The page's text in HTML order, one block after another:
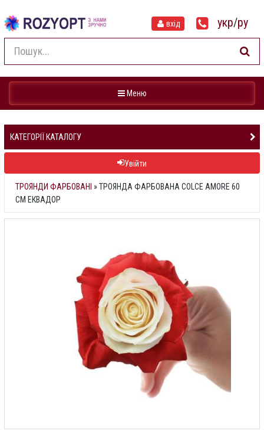
вхід укр/ру
Навігація
Меню
КАТЕГОРІЇ КАТАЛОГУ
Увійти
ТРОЯНДИ ФАРБОВАНІ »ТРОЯНДА ФАРБОВАНА COLCE AMORE 60
СМ ЕКВАДОР